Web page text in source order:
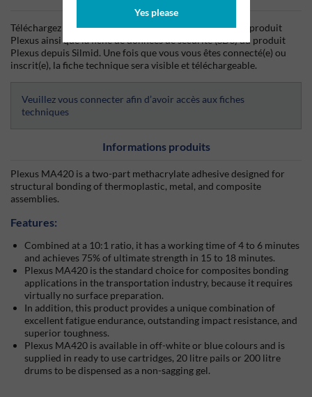
Yes please
Téléchargez dès aujourd'hui la fiche technique (TDS) du produit
Plexus ainsi que la fiche de données de sécurité (SDS) du produit
Plexus depuis Silmid. Une fois que vous vous êtes connecté(e) ou
inscrit(e), la fiche technique sera visible et téléchargeable.
Veuillez vous connecter afin d’avoir accès aux fiches
techniques
Informations produits
Plexus MA420 is a two-part methacrylate adhesive designed for
structural bonding of thermoplastic, metal, and composite
assemblies.
Features:
Combined at a 10:1 ratio, it has a working time of 4 to 6 minutes
and achieves 75% of ultimate strength in 15 to 18 minutes.
Plexus MA420 is the standard choice for composites bonding
applications in the transportation industry, because it requires
virtually no surface preparation.
In addition, this product provides a unique combination of
excellent fatigue endurance, outstanding impact resistance, and
superior toughness.
Plexus MA420 is available in off-white or blue colours and is
supplied in ready to use cartridges, 20 litre pails or 200 litre
drums to be dispensed as a non-sagging gel.